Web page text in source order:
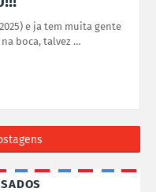
e ja tem muita gente
boca, talvez …